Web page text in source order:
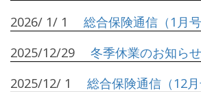
2026/ 1/ 1
総合保険通信（1月号
2025/12/29
冬季休業のお知らせ
2025/12/ 1
総合保険通信（12月